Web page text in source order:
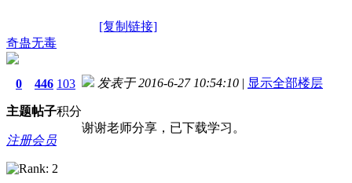
[复制链接]
奇蛊无毒
0
主题
446
帖子
103
积分
注册会员
发表于 2016-6-27 10:54:10 | 显示全部楼层
谢谢老师分享，已下载学习。